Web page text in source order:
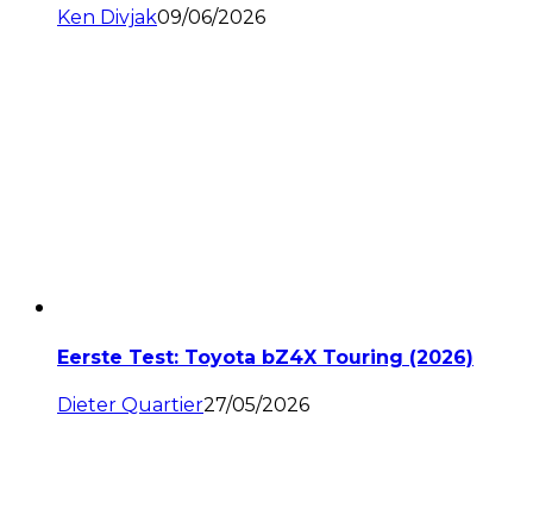
Ken Divjak09/06/2026
Eerste Test: Toyota bZ4X Touring (2026)
Dieter Quartier27/05/2026